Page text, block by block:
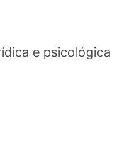
e psicológica